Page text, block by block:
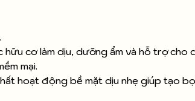
cơ làm dịu, dưỡng ẩm và hỗ trợ cho
mại.
hoạt động bề mặt dịu nhẹ giúp tạo